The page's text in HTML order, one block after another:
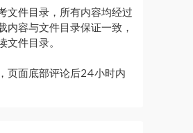
文件目录，所有内容均经过
内容与文件目录保证一致，
文件目录。
页面底部评论后24小时内